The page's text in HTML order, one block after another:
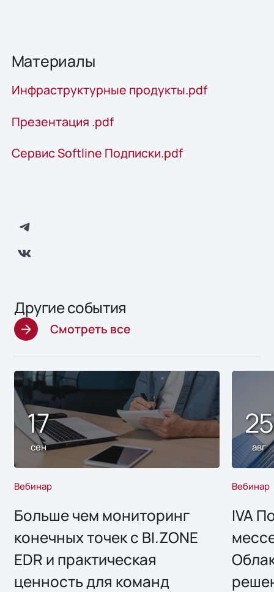
Материалы
Инфраструктурные продукты.pdf
Презентация .pdf
Сервис Softline Подписки.pdf
Другие события
Смотреть все
17
сен
Вебинар
Больше чем мониторинг
конечных точек с BI.ZONE
EDR и практическая
ценность для команд
25
авг
Вебинар
IVA